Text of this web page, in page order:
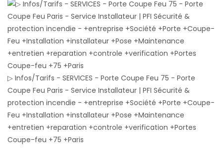
▷ Infos/Tarifs - SERVICES - Porte Coupe Feu 75 - Porte
Coupe Feu Paris - Service Installateur | PFI Sécurité &
protection incendie - +entreprise +Société +Porte +Coupe-
Feu +Installation +installateur +Pose +Maintenance
+entretien +reparation +controle +verification +Portes
Coupe-feu +75 +Paris